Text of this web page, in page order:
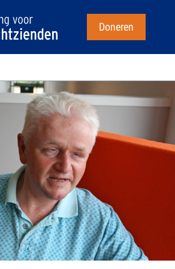
Doneren